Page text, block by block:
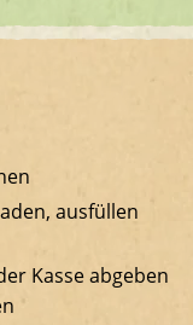
ausfüllen
Kasse abgeben